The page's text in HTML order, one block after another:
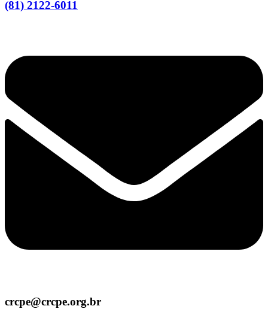
(81) 2122-6011
crcpe@crcpe.org.br